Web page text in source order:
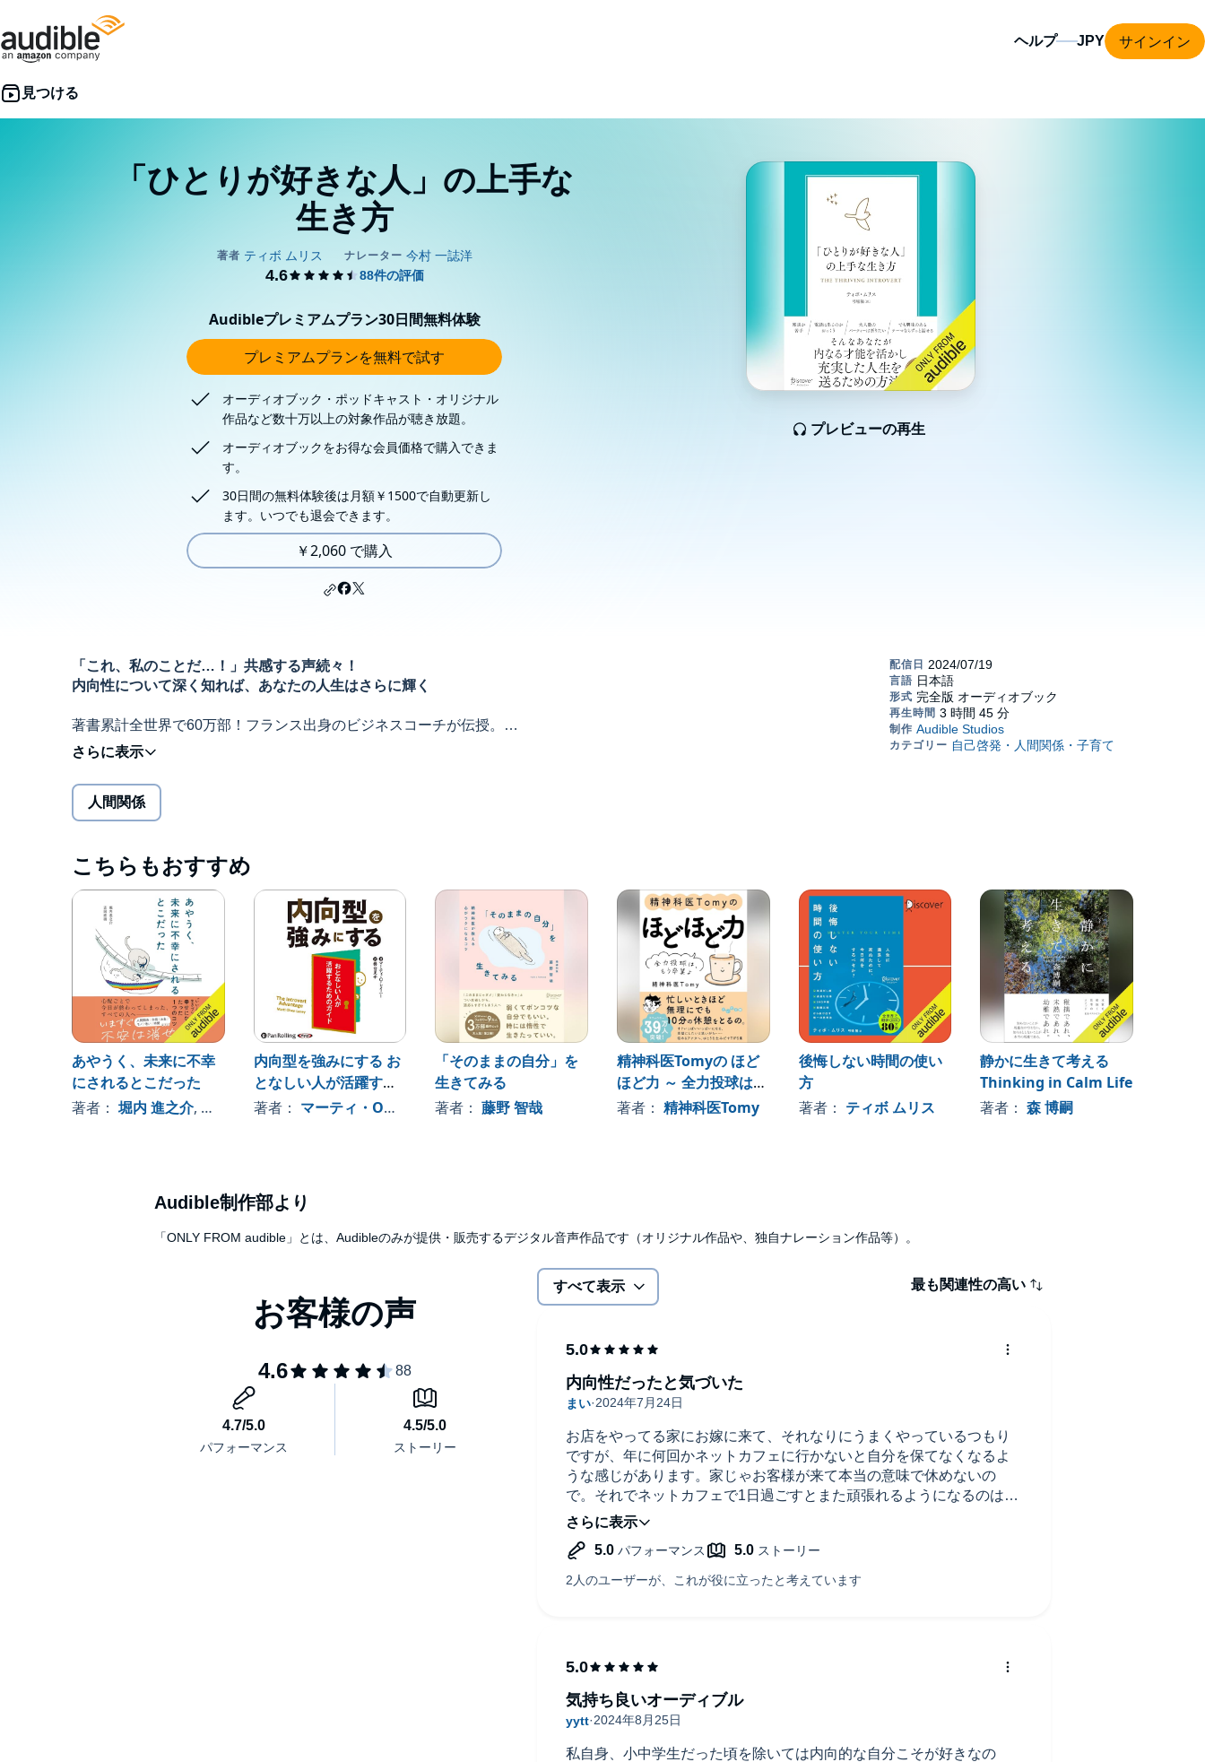
ヘルプ サインイン
「ひとりが好きな人」の上手な
生き方
プレビューの再生
Audibleプレミアムプラン30日間無料体験
プレミアムプランを無料で試す
オーディオブック・ポッドキャスト・オリジナル
作品など数十万以上の対象作品が聴き放題。
オーディオブックをお得な会員価格で購入できま
す。
30日間の無料体験後は月額￥1500で自動更新し
ます。いつでも退会できます。
￥2,060 で購入
「これ、私のことだ…！」共感する声続々！
内向性について深く知れば、あなたの人生はさらに輝く
著書累計全世界で60万部！フランス出身のビジネスコーチが伝授。
「ひとりが好きな人＝内向型の人」が生きづらさを解消し、充実した人生を送れるようになる一冊。
今すぐ実践できる14のエクササイズで、自分の本当の強みを見つけよう
▼こんな悩みはありませんか？
・あなたは雑談が苦手だろうか?
・招かれたパーティーを、なんとかして欠席したいと思っていないだろうか?
もし心当たりがあるなら、おそらく「内向型人間=ひとりが好きな人」ということになる。
しかし、心配はいらない。あなたは変わり者でもなければ、どこかに問題があるわけでもない。
むしろ、社会から必要とされる優れた資質に恵まれている。
内向性を才能として社会のために役立てるいちばん良い方法は、自分のそういう性格を適切に評価すること
次の各項目について考えてみよう。
● 内向性について学び、それが自分の人生にどういう影響を与えるかを知りたい
● 「人前でもっと話せ」「もっと外向的になれ」「社交の場にもっと出ろ」と言われることにうんざりして
いる
● 自分の内向的な性格を全面的に受け入れたい
● 内向的な性格を活かして、公私ともに充実した人生を送りたい
● 社交の場で苦労せず、上手に人と接したい
以上の項目のどれかに該当するなら、
第1章 内向性を正しく理解する
・「内向性」とはどのようなものかを知る
・内向型の人の主な特徴
・内向型の人と外向型の人は自己表現の方法が違う
人間関係
こちらもおすすめ
あやうく、未来に不幸
にされるとこだった
著者： 堀内 進之介, 、その他
内向型を強みにする お
となしい人が活躍する
ためのガイド
著者： マーティ・O・レイニー , 、その他
「そのままの自分」を
生きてみる
著者：藤野 智哉
精神科医Tomyの ほど
ほど力 ～ 全力投球は、
もう卒業よ
著者： 精神科医Tomy
後悔しない時間の使い
方
著者： ティボ ムリス
静かに生きて考える
Thinking in Calm Life
著者：森 博嗣
Audible制作部より
「ONLY FROM audible」とは、Audibleのみが提供・販売するデジタル音声作品です（オリジナル作品や、独自ナレーション作品等）。
すべて表示 最も関連性の高い
お店をやってる家にお嫁に来て、それなりにうまくやっているつもり
ですが、年に何回かネットカフェに行かないと自分を保てなくなるよ
うな感じがあります。家じゃお客様が来て本当の意味で休めないの
で。それでネットカフェで1日過ごすとまた頑張れるようになるのは自
分が内向性だからですね。自分は変な人なんだと思っていました。
たしかに私、一人でも平気です♪
良い本に出会いました。
内向性だったと気づいた
私自身、小中学生だった頃を除いては内向的な自分こそが好きなの
気持ち良いオーディブル